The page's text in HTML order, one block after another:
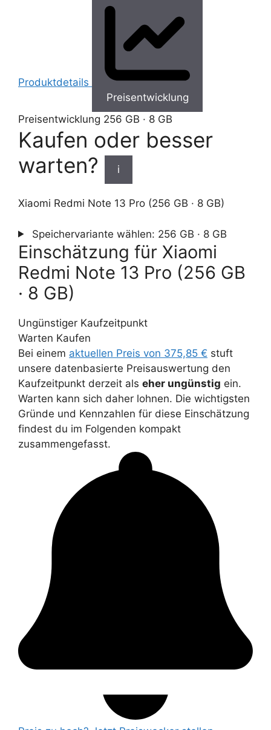
Produktdetails
Preisentwicklung
Preisentwicklung 256 GB · 8 GB
Kaufen oder besser
warten?
i
Xiaomi Redmi Note 13 Pro (256 GB · 8 GB)
Speichervariante wählen: 256 GB · 8 GB
Einschätzung für Xiaomi
Redmi Note 13 Pro (256 GB
· 8 GB)
Ungünstiger Kaufzeitpunkt
Warten Kaufen
Bei einem aktuellen Preis von 375,85 € stuft
unsere datenbasierte Preisauswertung den
Kaufzeitpunkt derzeit als eher ungünstig ein.
Warten kann sich daher lohnen. Die wichtigsten
Gründe und Kennzahlen für diese Einschätzung
findest du im Folgenden kompakt
zusammengefasst.